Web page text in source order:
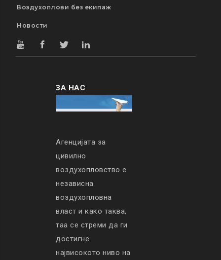
Воздухоплови без екипаж
Новости
ЗА НАС
Агенцијата за
цивилно
воздухопловство е
независна
воздухопловна
власт и како таква,
таа се стреми да ги
достигне
највисокото ниво на